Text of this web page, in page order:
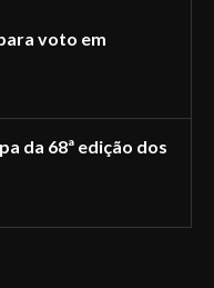
voto em
da 68ª edição dos